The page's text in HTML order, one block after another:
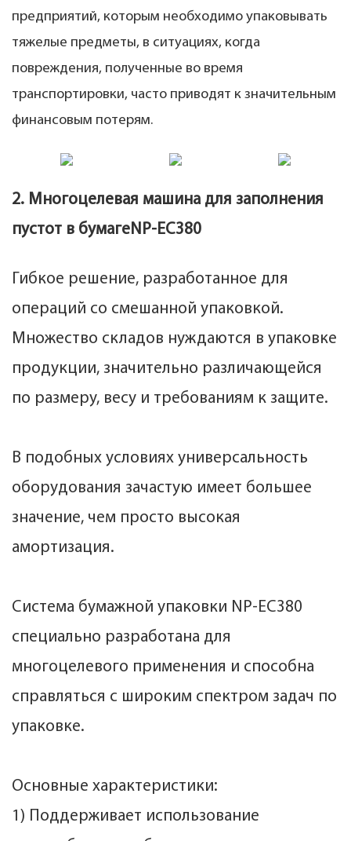
предприятий, которым необходимо упаковывать
тяжелые предметы, в ситуациях, когда
повреждения, полученные во время
транспортировки, часто приводят к значительным
финансовым потерям.
2. Многоцелевая машина для заполнения
пустот в бумагеNP-EC380
Гибкое решение, разработанное для
операций со смешанной упаковкой.
Множество складов нуждаются в упаковке
продукции, значительно различающейся
по размеру, весу и требованиям к защите.
В подобных условиях универсальность
оборудования зачастую имеет большее
значение, чем просто высокая
амортизация.
Система бумажной упаковки NP-EC380
специально разработана для
многоцелевого применения и способна
справляться с широким спектром задач по
упаковке.
Основные характеристики:
1) Поддерживает использование